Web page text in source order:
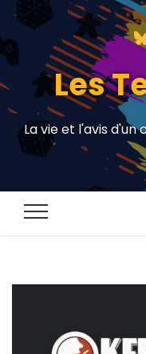
Les
La vie et l'avis d'un